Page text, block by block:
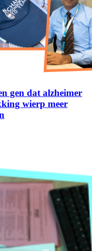
gen dat alzheimer
wierp meer